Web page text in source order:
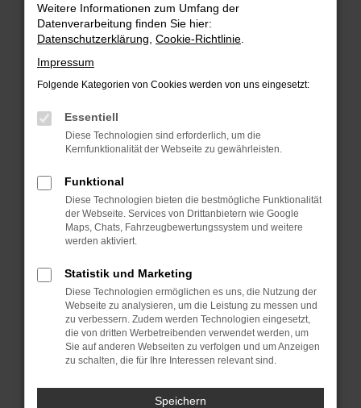
Fehler: Network Error
Beim Laden ist ein Fehler aufgetreten.
Hier sind ein paar Tipps, die dir helfen können:
Überprüfe deine Firewall und deine
Laden andere Webseiten, zum Beispiel
deine Suchmaschine?
Prüfe deine Browsererweiterungen.
Manche Erweiterungen, wie Werbeblocker,
können das Laden bestimmter Seiten
verhindern. Funktioniert die Seite in einem
anderen Browser oder in einem privaten
Fenster?
Starte dein Gerät neu.
vorübergehende Probleme zu beheben.
Weitere Informationen zum Umfang der
Datenverarbeitung finden Sie hier:
Datenschutzerklärung Cookie-Richtlinie
Impressum
Folgende Kategorien von Cookies werden von uns eingesetzt:
Essentiell
Diese Technologien sind erforderlich, um die
Kernfunktionalität der Webseite zu gewährleisten.
Funktional
Diese Technologien bieten die bestmögliche Funktionalität
der Webseite. Services von Drittanbietern wie Google
Maps, Chats, Fahrzeugbewertungssystem und weitere
werden aktiviert.
Statistik und Marketing
Diese Technologien ermöglichen es uns, die Nutzung der
Webseite zu analysieren, um die Leistung zu messen und
zu verbessern. Zudem werden Technologien eingesetzt,
die von dritten Werbetreibenden verwendet werden, um
Sie auf anderen Webseiten zu verfolgen und um Anzeigen
zu schalten, die für Ihre Interessen relevant sind.
Speichern